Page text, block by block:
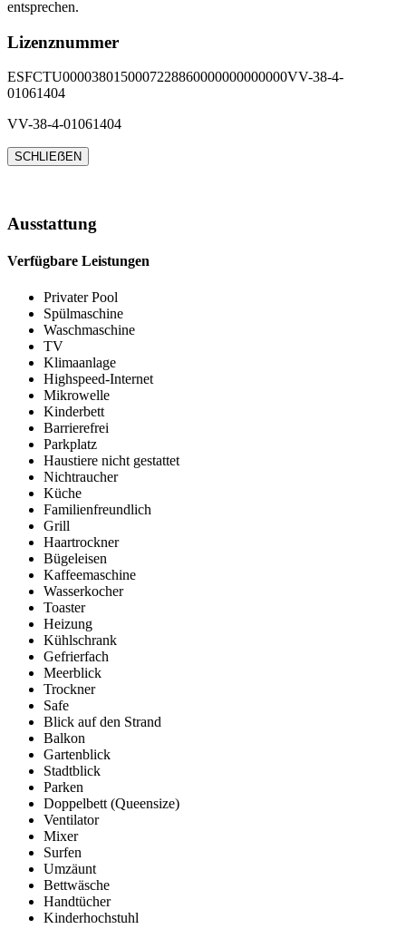
entsprechen.
Lizenznummer
ESFCTU0000380150007228860000000000000VV-38-4-
01061404
VV-38-4-01061404
SCHLIEẞEN
Ausstattung
Verfügbare Leistungen
Privater Pool
Spülmaschine
Waschmaschine
TV
Klimaanlage
Highspeed-Internet
Mikrowelle
Kinderbett
Barrierefrei
Parkplatz
Haustiere nicht gestattet
Nichtraucher
Küche
Familienfreundlich
Grill
Haartrockner
Bügeleisen
Kaffeemaschine
Wasserkocher
Toaster
Heizung
Kühlschrank
Gefrierfach
Meerblick
Trockner
Safe
Blick auf den Strand
Balkon
Gartenblick
Stadtblick
Parken
Doppelbett (Queensize)
Ventilator
Mixer
Surfen
Umzäunt
Bettwäsche
Handtücher
Kinderhochstuhl